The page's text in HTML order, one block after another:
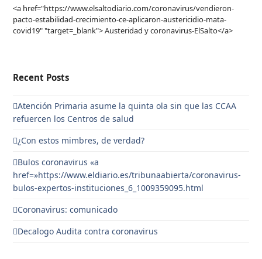
<a href="https://www.elsaltodiario.com/coronavirus/vendieron-
pacto-estabilidad-crecimiento-ce-aplicaron-austericidio-mata-
covid19" "target=_blank"> Austeridad y coronavirus-ElSalto</a>
Recent Posts
Atención Primaria asume la quinta ola sin que las CCAA
refuercen los Centros de salud
¿Con estos mimbres, de verdad?
Bulos coronavirus «a
href=»https://www.eldiario.es/tribunaabierta/coronavirus-
bulos-expertos-instituciones_6_1009359095.html
Coronavirus: comunicado
Decalogo Audita contra coronavirus